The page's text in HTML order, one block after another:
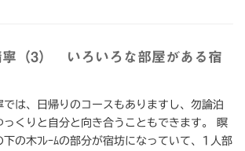
寧（3） いろいろな部屋がある宿
では、日帰りのコースもありますし、勿論泊
っくりと自分と向き合うこともできます。 瞑
下の木ﾌﾚｰﾑの部分が宿坊になっていて、1人部